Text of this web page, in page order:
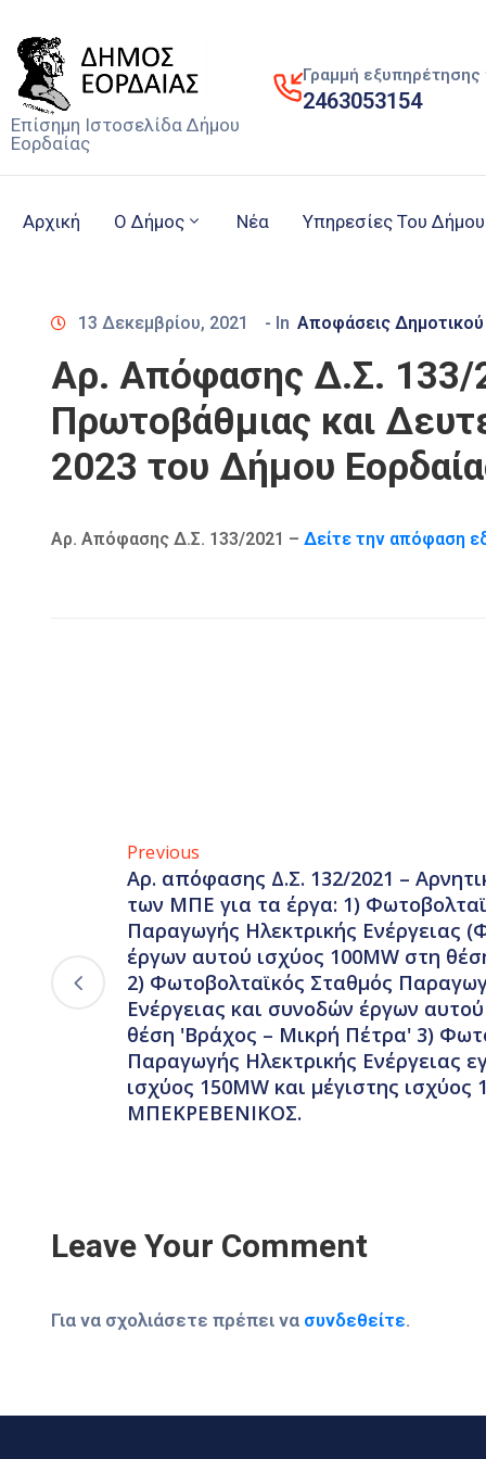
Επίσημη Ιστοσελίδα Δήμου
Εορδαίας
Γραμμή εξυπηρέτησης
2463053154
Αρχική Ο Δήμος Νέα Υπηρεσίες Του Δήμου
13 Δεκεμβρίου, 2021 - In Αποφάσεις
Αρ. Απόφασης Δ.Σ. 133/
Πρωτοβάθμιας και
2023 του Δήμου
Αρ. Απόφασης Δ.Σ. 133/2021 – Δείτε την απόφαση
Previous
Αρ. απόφασης Δ.Σ. 132/2021 –
των ΜΠΕ για τα έργα: 1)
Παραγωγής Ηλεκτρικής Ενέργειας
έργων αυτού ισχύος 100MW στη
2) Φωτοβολταϊκός Σταθμός
Ενέργειας και συνοδών έργων
θέση 'Βράχος – Μικρή Πέτρα' 3)
Παραγωγής Ηλεκτρικής Ενέργειας
ισχύος 150MW και μέγιστης ισχύος
ΜΠΕΚΡΕΒΕΝΙΚΟΣ.
Leave Your Comment
Για να σχολιάσετε πρέπει να συνδεθείτε.